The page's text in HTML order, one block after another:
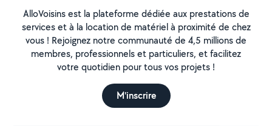
AlloVoisins est la plateforme dédiée aux prestations de
services et à la location de matériel à proximité de chez
vous ! Rejoignez notre communauté de 4,5 millions de
membres, professionnels et particuliers, et facilitez
votre quotidien pour tous vos projets !
M'inscrire